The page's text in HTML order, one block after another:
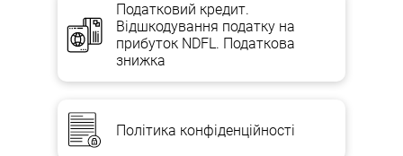
Податковий кредит.
Відшкодування податку на
прибуток NDFL. Податкова
знижка
Політика конфіденційності